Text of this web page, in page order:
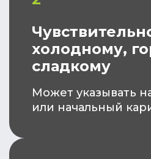
холодному,
сладкому
Может указывать
или начальный